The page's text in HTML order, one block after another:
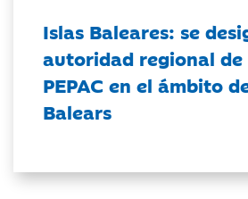
Islas Baleares: se
autoridad regional de
PEPAC en el ámbito
Balears